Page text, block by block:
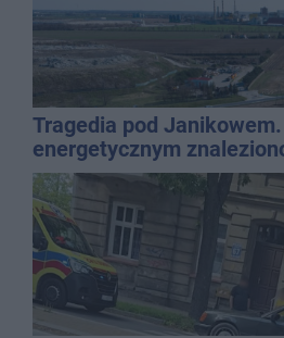
Tragedia pod Janikowem.
energetycznym
mężczyzny